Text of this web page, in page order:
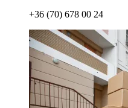
+36 (70) 678 00 24